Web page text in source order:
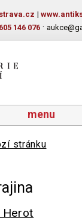
|
146 076 ·
menu
stránku
Herot